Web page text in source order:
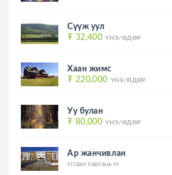
Сүүж уул
₮ 32,400 ҮНЭ/ӨДӨР
Хаан жимс
₮ 220,000 ҮНЭ/ӨДӨР
Уу булан
₮ 80,000 ҮНЭ/ӨДӨР
Ар жанчивлан
УТСААР ЛАВЛАНА УУ